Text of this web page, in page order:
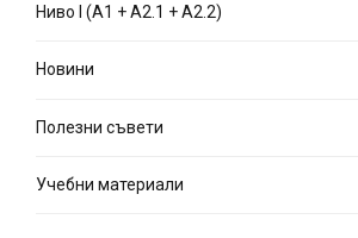
Ниво I (A1 + A2.1 + A2.2)
Новини
Полезни съвети
Учебни материали